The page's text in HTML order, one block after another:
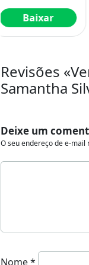
Baixar
Revisões
Samantha
Deixe um
O seu endereço de e-mail
Nome*